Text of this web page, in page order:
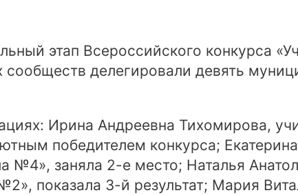
этап Всероссийского конкурса
сообществ делегировали девять
Ирина Андреевна Тихомирова,
победителем конкурса;
№4», заняла 2-е место; Наталья
показала 3-й результат; Мария